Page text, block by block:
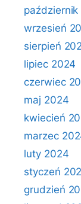
wrzesień
sierpień
lipiec 2024
czerwiec
maj 2024
kwiecień
marzec
luty 2024
styczeń
grudzień